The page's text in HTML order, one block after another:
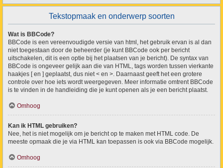
Tekstopmaak en onderwerp soorten
Wat is BBCode?
BBCode is een vereenvoudigde versie van html, het gebruik ervan is al dan
niet toegestaan door de beheerder (je kunt BBCode ook per bericht
uitschakelen, dit is een optie bij het plaatsen van je bericht). De syntax van
BBCode is ongeveer gelijk aan die van HTML, tags worden tussen vierkante
haakjes [ en ] geplaatst, dus niet < en >. Daarnaast geeft het een grotere
controle over hoe iets wordt weergegeven. Meer informatie omtrent BBCode
is te vinden in de handleiding die je kunt openen als je een bericht plaatst.
Omhoog
Kan ik HTML gebruiken?
Nee, het is niet mogelijk om je bericht op te maken met HTML code. De
meeste opmaak die je via HTML kan toepassen is ook via BBCode mogelijk.
Omhoog